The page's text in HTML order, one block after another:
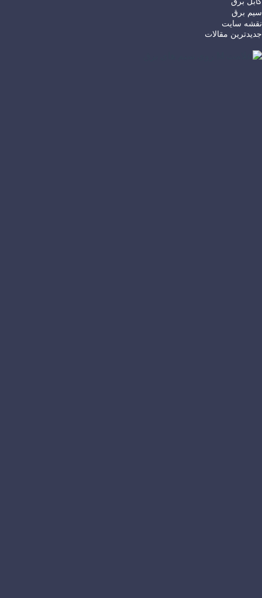
سیم برق
نقشه سایت
جدیدترین مقالات